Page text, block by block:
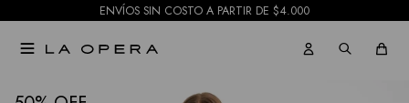
ENVÍOS SIN COSTO A PARTIR DE $4.000

NOTIFICARME